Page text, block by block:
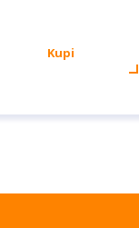
Kupi